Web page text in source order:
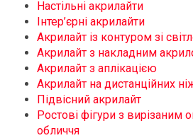
Настільні акрилайти
Інтер’єрні акрилайти
Акрилайт із контуром зі
Акрилайт з накладним
Акрилайт з аплікацією
Акрилайт на дистанційних
Підвісний акрилайт
Ростові фігури з вирізаним
обличчя